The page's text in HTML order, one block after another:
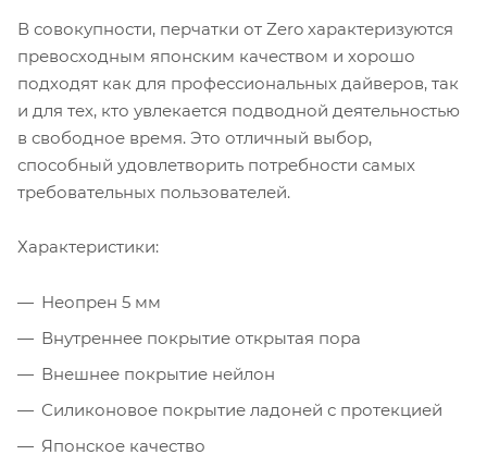
В совокупности, перчатки от Zero характеризуются
превосходным японским качеством и хорошо
подходят как для профессиональных дайверов, так
и для тех, кто увлекается подводной деятельностью
в свободное время. Это отличный выбор,
способный удовлетворить потребности самых
требовательных пользователей.
Характеристики:
Неопрен 5 мм
Внутреннее покрытие открытая пора
Внешнее покрытие нейлон
Силиконовое покрытие ладоней с протекцией
Японское качество